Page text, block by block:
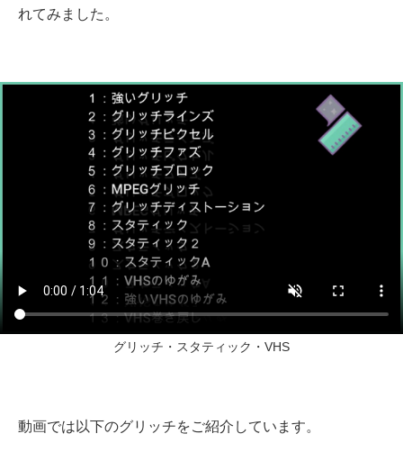
れてみました。
グリッチ・スタティック・VHS
動画では以下のグリッチをご紹介しています。